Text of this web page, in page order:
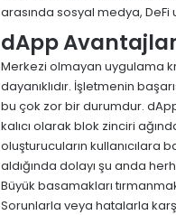
arasında sosyal medya,
dApp
Merkezi olmayan uygulama
dayanıklıdır. İşletmenin
bu çok zor bir durumdur.
kalıcı olarak blok zinciri
oluşturucuların kullanıcılara
aldığında dolayı şu anda
Büyük basamakları
Sorunlarla veya hatalarla